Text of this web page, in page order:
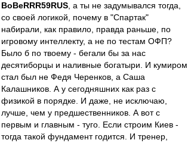
BoBeRRR59RUS , а ты не задумывался тогда,
со своей логикой, почему в "Спартак"
набирали, как правило, правда раньше, по
игровому интеллекту, а не по тестам ОФП?
Было б по твоему - бегали бы за нас
десятиборцы и наливные богатыри. И кумиром
стал был не Федя Черенков, а Саша
Калашников. А у сегодняшних как раз с
физикой в порядке. И даже, не исключаю,
лучше, чем у предшественников. А вот с
первым и главным - туго. Если строим Киев -
тогда такой фундамент годится. И тренер,